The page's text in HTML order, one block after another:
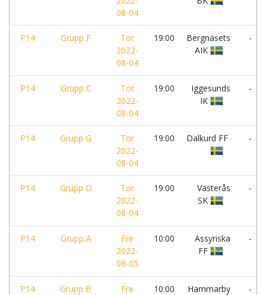
08-04
P14 Grupp F
Tor
2022-
08-04
19:00
Bergnäsets
AIK
-
P14 Grupp C
Tor
2022-
08-04
19:00
Iggesunds
IK
-
P14 Grupp G
Tor
2022-
08-04
19:00 Dalkurd FF -
P14 Grupp D
Tor
2022-
08-04
19:00
Västerås
SK
-
P14 Grupp A
Fre
2022-
08-05
10:00
Assyriska
FF
-
P14 Grupp B
Fre
10:00
Hammarby
-